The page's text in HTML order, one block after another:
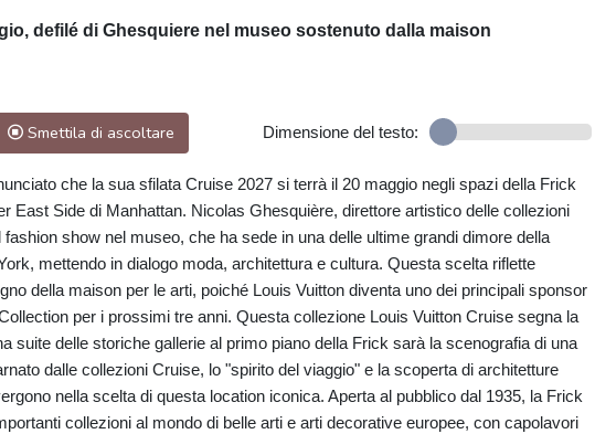
defilé di Ghesquiere nel museo sostenuto dalla maison
Smettila di ascoltare Dimensione del testo:
che la sua sfilata Cruise 2027 si terrà il 20 maggio negli spazi della Frick
East Side di Manhattan. Nicolas Ghesquière, direttore artistico delle collezioni
show nel museo, che ha sede in una delle ultime grandi dimore della
mettendo in dialogo moda, architettura e cultura. Questa scelta riflette
della maison per le arti, poiché Louis Vuitton diventa uno dei principali sponsor
per i prossimi tre anni. Questa collezione Louis Vuitton Cruise segna la
suite delle storiche gallerie al primo piano della Frick sarà la scenografia di una
dalle collezioni Cruise, lo "spirito del viaggio" e la scoperta di architetture
nella scelta di questa location iconica. Aperta al pubblico dal 1935, la Frick
collezioni al mondo di belle arti e arti decorative europee, con capolavori